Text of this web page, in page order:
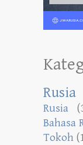
Rusia
Rusia
Bahasa
Tokoh